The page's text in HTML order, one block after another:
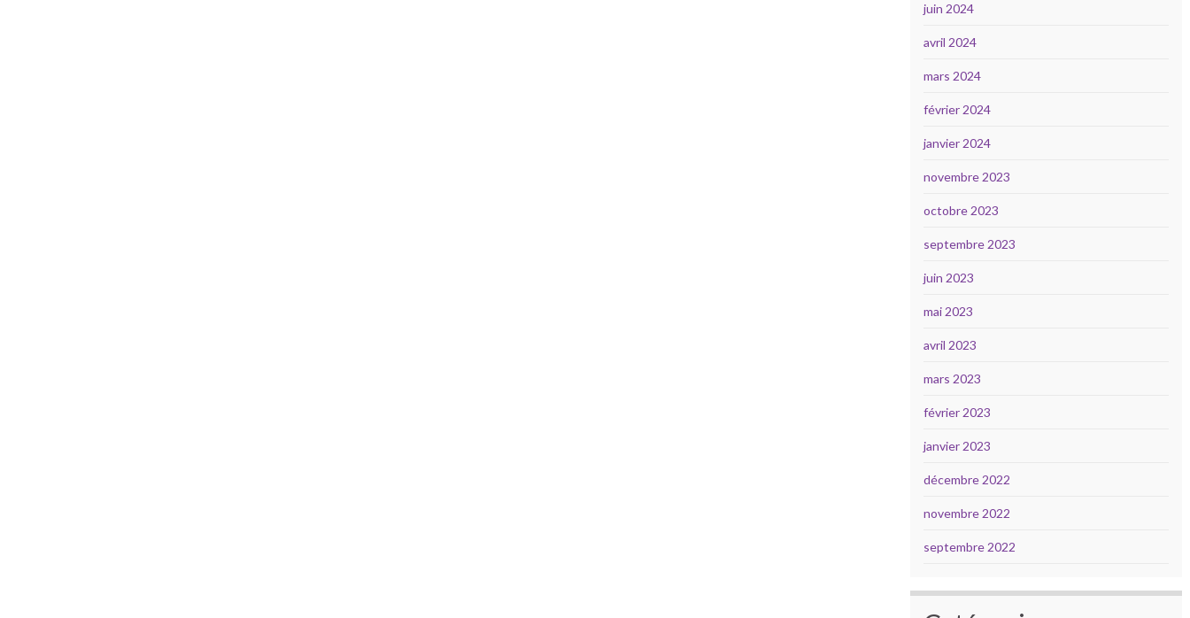
juin 2024
avril 2024
mars 2024
février 2024
janvier 2024
novembre 2023
octobre 2023
septembre 2023
juin 2023
mai 2023
avril 2023
mars 2023
février 2023
janvier 2023
décembre 2022
novembre 2022
septembre 2022